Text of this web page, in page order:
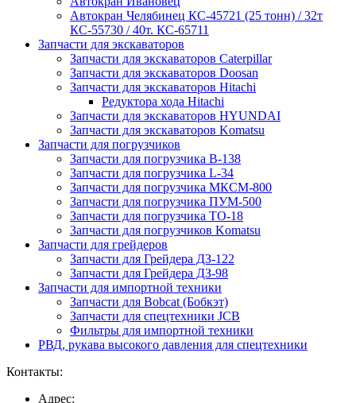
Автокран Челябинец КС-45721 (25 тонн) / 32т
КС-55730 / 40т. КС-65711
Запчасти для экскаваторов
Запчасти для экскаваторов Caterpillar
Запчасти для экскаваторов Doosan
Запчасти для экскаваторов Hitachi
Редуктора хода Hitachi
Запчасти для экскаваторов HYUNDAI
Запчасти для экскаваторов Komatsu
Запчасти для погрузчиков
Запчасти для погрузчика B-138
Запчасти для погрузчика L-34
Запчасти для погрузчика МКСМ-800
Запчасти для погрузчика ПУМ-500
Запчасти для погрузчика ТО-18
Запчасти для погрузчиков Komatsu
Запчасти для грейдеров
Запчасти для Грейдера ДЗ-122
Запчасти для Грейдера ДЗ-98
Запчасти для импортной техники
Запчасти для Bobcat (Бобкэт)
Запчасти для спецтехники JCB
Фильтры для импортной техники
РВД, рукава высокого давления для спецтехники
Контакты:
Адрес: